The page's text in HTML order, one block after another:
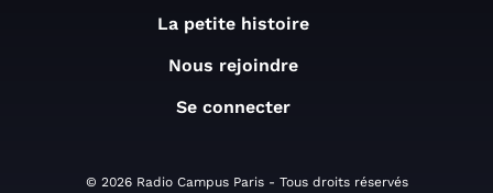
La petite histoire
Nous rejoindre
Se connecter
© 2026 Radio Campus Paris - Tous droits réservés